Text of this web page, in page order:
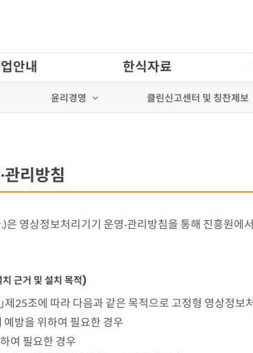
안내 한식자료
윤리경영 클린신고센터 및 칭찬제보
리방침
은 영상정보처리기기 운영·관리방침을 통해 진흥원
근거 및 설치 목적)
제25조에 따라 다음과 같은 목적으로 고정형 영상정보
예방을 위하여 필요한 경우
여 필요한 경우